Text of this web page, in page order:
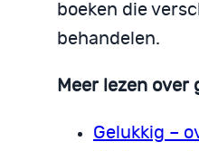
boeken die
behandelen.
Meer lezen over
Gelukkig –